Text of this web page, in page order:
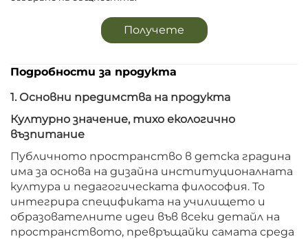
Получете
Подробности за продукта
1. Основни предимства на продукта
Културно значение, тихо екологично
възпитание
Публичното пространство в детска градина
има за основа на дизайна институционалната
култура и педагогическата философия. То
интегрира спецификата на училището и
образователните идеи във всеки детайл на
пространството, превръщайки самата среда